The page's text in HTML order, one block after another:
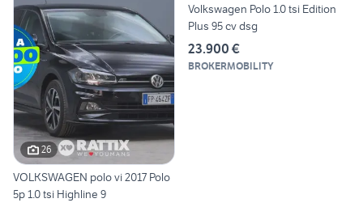
26
VOLKSWAGEN polo vi 2017 Polo
5p 1.0 tsi Highline 9
Volkswagen Polo 1.0 tsi Edition
Plus 95 cv dsg
23.900 €
BROKERMOBILITY